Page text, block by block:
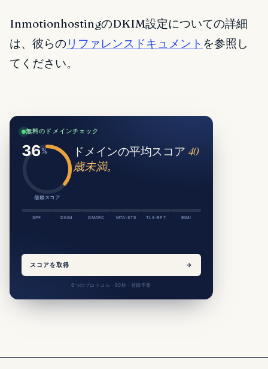
InmotionhostingのDKIM設定についての詳細
は、彼らのリファレンスドキュメント を参照し
てください。
無料のドメインチェック
信頼スコア
ドメインの平均スコア 40
歳未満。
SPF DKIM DMARC MTA-STS TLS-RPT BIMI
スコアを取得 →
6つのプロトコル · 60秒 · 登録不要